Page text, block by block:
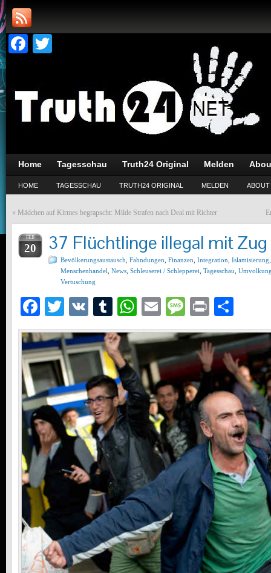
Facebook
Home Tagesschau Truth24 Original Melden
HOME TAGESSCHAU TRUTH24 ORIGINAL MELDEN ABOUT
« Mädchen auf Kirmes begrapscht: Milde Strafen nach Deal mit Richter
FEB
20 37 Flüchtlinge illegal mit
Bevölkerungsaustausch Fahndungen Finanzen Integration Islamisierung
Menschenhandel News Schleuserei / Schlepperei Tagesschau
Vertuschung
Facebook
Twitter
VK Tumblr
WhatsApp
EmailMessage
Print